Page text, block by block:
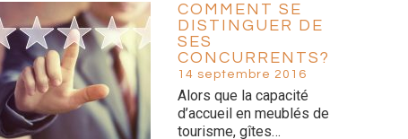
COMMENT SE
DISTINGUER DE
SES
CONCURRENTS?
14 septembre 2016
Alors que la capacité
d’accueil en meublés de
tourisme, gîtes…